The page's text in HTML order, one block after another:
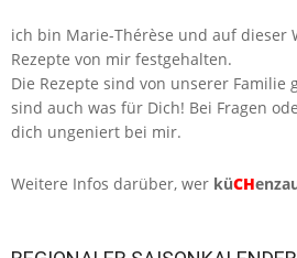
ich bin Marie-Thérèse und auf dieser
Rezepte von mir festgehalten.
Die Rezepte sind von unserer
sind auch was für Dich! Bei Fragen
dich ungeniert bei mir.
Weitere Infos darüber, wer küCH